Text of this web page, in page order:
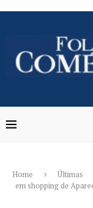
Home Últimas
em shopping de